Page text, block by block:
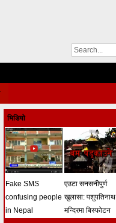
भिडियो
Fake SMS
confusing people
in Nepal
एउटा सनसनीपुर्ण
खुलासा: पशुपतिनाथ
मन्दिरमा बिस्फोटन